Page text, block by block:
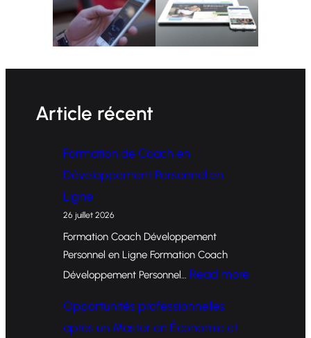
Article récent
Formation de Coach en
Développement Personnel en
Ligne
26 juillet 2026
Formation Coach Développement
Personnel en Ligne Formation Coach
Développement Personnel… Read more:
Opportunités professionnelles
après un Master en Économie et